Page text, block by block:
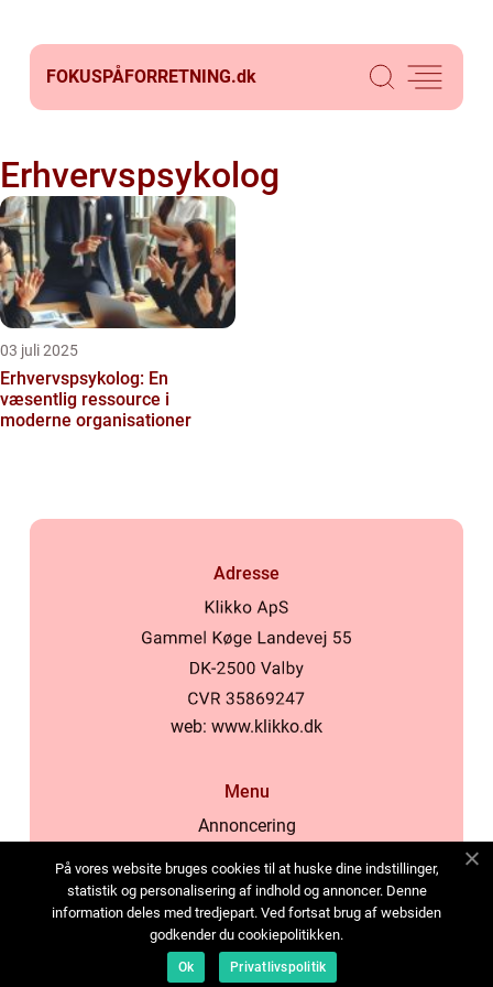
FOKUSPÅFORRETNING.dk
Erhvervspsykolog
03 juli 2025
Erhvervspsykolog: En
væsentlig ressource i
moderne organisationer
Adresse
web: www.klikko.dk
Menu
Annoncering
Cookies
Kontakt os
Sitemap
På vores website bruges cookies til at huske dine indstillinger,
statistik og personalisering af indhold og annoncer. Denne
information deles med tredjepart. Ved fortsat brug af websiden
godkender du cookiepolitikken.
Ok Privatlivspolitik